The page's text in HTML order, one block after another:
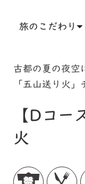
旅のこだわり
古都の夏の夜空
「五山送り火
【Dコー
火